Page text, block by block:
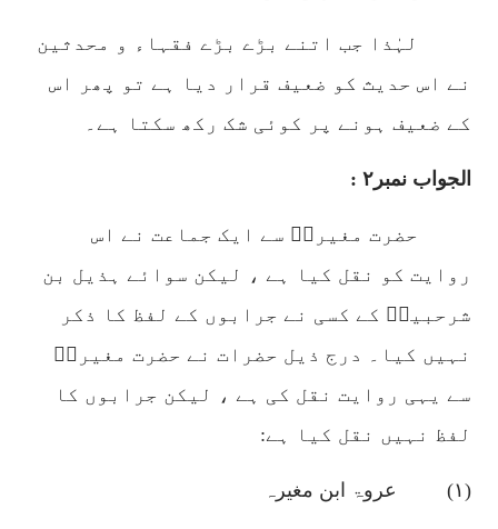
لہٰذا جب اتنے بڑے بڑے فقہاء و محدثین
نے اس حدیث کو ضعیف قرار دیا ہے تو پھر اس
کے ضعیف ہونے پر کوئی شک رکھ سکتا ہے۔
الجواب نمبر ۲ :
حضرت مغیرہؓ سے ایک جماعت نے اس
روایت کو نقل کیا ہے ، لیکن سوائے ہذیل بن
شرحبیلؒ کے کسی نے جرابوں کے لفظ کا ذکر
نہیں کیا۔ درج ذیل حضرات نے حضرت مغیرہؓ
سے یہی روایت نقل کی ہے ، لیکن جرابوں کا
لفظ نہیں نقل کیا ہے:
(۱) عروۃ ابن مغیرہ